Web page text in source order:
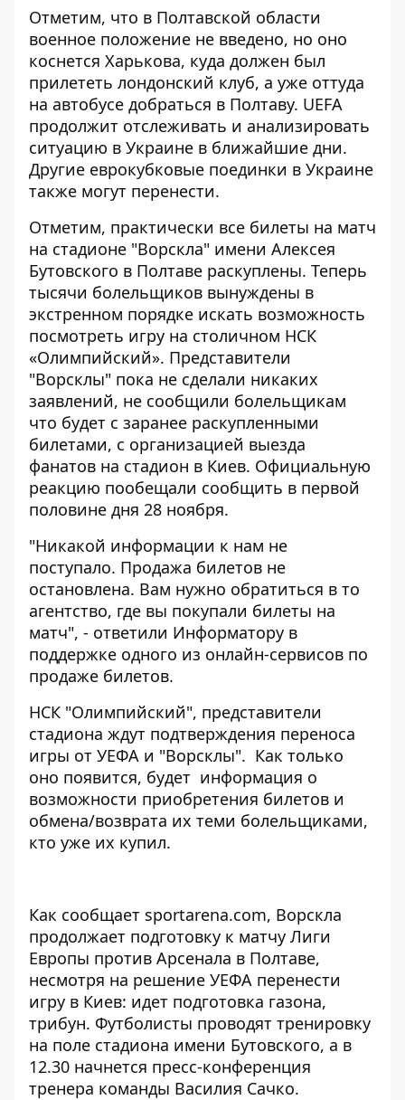
Отметим, что в Полтавской области
военное положение не введено, но оно
коснется Харькова, куда должен был
прилететь лондонский клуб, а уже оттуда
на автобусе добраться в Полтаву. UEFA
продолжит отслеживать и анализировать
ситуацию в Украине в ближайшие дни.
Другие еврокубковые поединки в Украине
также могут перенести.
Отметим, практически все билеты на матч
на стадионе "Ворскла" имени Алексея
Бутовского в Полтаве раскуплены. Теперь
тысячи болельщиков вынуждены в
экстренном порядке искать возможность
посмотреть игру на столичном НСК
«Олимпийский». Представители
"Ворсклы" пока не сделали никаких
заявлений, не сообщили болельщикам
что будет с заранее раскупленными
билетами, с организацией выезда
фанатов на стадион в Киев. Официальную
реакцию пообещали сообщить в первой
половине дня 28 ноября.
"Никакой информации к нам не
поступало. Продажа билетов не
остановлена. Вам нужно обратиться в то
агентство, где вы покупали билеты на
матч", - ответили Информатору в
поддержке одного из онлайн-сервисов по
продаже билетов.
НСК "Олимпийский", представители
стадиона ждут подтверждения переноса
игры от УЕФА и "Ворсклы". Как только
оно появится, будет информация о
возможности приобретения билетов и
обмена/возврата их теми болельщиками,
кто уже их купил.
Как сообщает sportarena.com, Ворскла
продолжает подготовку к матчу Лиги
Европы против Арсенала в Полтаве,
несмотря на решение УЕФА перенести
игру в Киев: идет подготовка газона,
трибун. Футболисты проводят тренировку
на поле стадиона имени Бутовского, а в
12.30 начнется пресс-конференция
тренера команды Василия Сачко.